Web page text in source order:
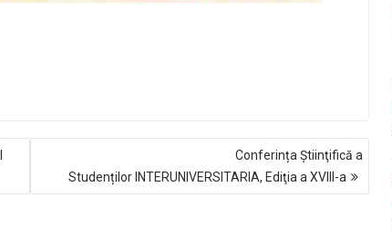
Conferința Ştiinţifică a
Studenților INTERUNIVERSITARIA, Ediţia a XVIII-a